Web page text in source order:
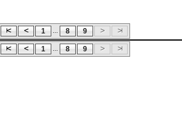
1 ... 8 9
1 ... 8 9